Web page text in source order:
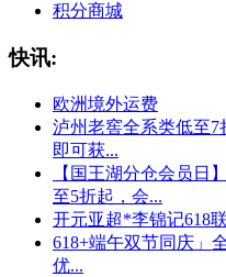
积分商城
快讯:
欧洲境外运费
泸州老窖全系类低至7
即可获...
【国王湖分仓会员日
至5折起，会...
开元亚超*李锦记618
618+端午双节同庆」
优...